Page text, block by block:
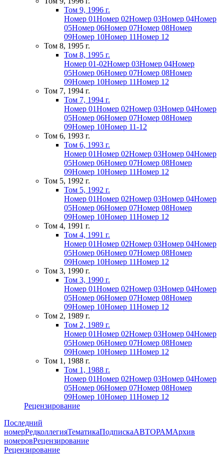
Том 9, 1996 г.
Номер 01Номер 02Номер 03Номер 04Номер
05Номер 06Номер 07Номер 08Номер
09Номер 10Номер 11Номер 12
Том 8, 1995 г.
Том 8, 1995 г.
Номер 01-02Номер 03Номер 04Номер
05Номер 06Номер 07Номер 08Номер
09Номер 10Номер 11Номер 12
Том 7, 1994 г.
Том 7, 1994 г.
Номер 01Номер 02Номер 03Номер 04Номер
05Номер 06Номер 07Номер 08Номер
09Номер 10Номер 11-12
Том 6, 1993 г.
Том 6, 1993 г.
Номер 01Номер 02Номер 03Номер 04Номер
05Номер 06Номер 07Номер 08Номер
09Номер 10Номер 11Номер 12
Том 5, 1992 г.
Том 5, 1992 г.
Номер 01Номер 02Номер 03Номер 04Номер
05Номер 06Номер 07Номер 08Номер
09Номер 10Номер 11Номер 12
Том 4, 1991 г.
Том 4, 1991 г.
Номер 01Номер 02Номер 03Номер 04Номер
05Номер 06Номер 07Номер 08Номер
09Номер 10Номер 11Номер 12
Том 3, 1990 г.
Том 3, 1990 г.
Номер 01Номер 02Номер 03Номер 04Номер
05Номер 06Номер 07Номер 08Номер
09Номер 10Номер 11Номер 12
Том 2, 1989 г.
Том 2, 1989 г.
Номер 01Номер 02Номер 03Номер 04Номер
05Номер 06Номер 07Номер 08Номер
09Номер 10Номер 11Номер 12
Том 1, 1988 г.
Том 1, 1988 г.
Номер 01Номер 02Номер 03Номер 04Номер
05Номер 06Номер 07Номер 08Номер
09Номер 10Номер 11Номер 12
Рецензирование
Последний
номерРедколлегияТематикаПодпискаАВТОРАМАрхив
номеровРецензирование
Рецензирование